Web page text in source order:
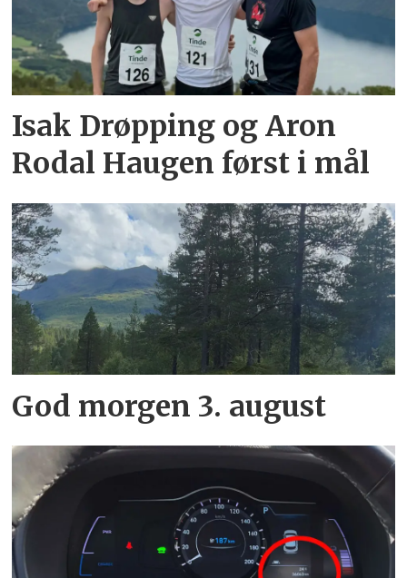
Isak Drøpping og Aron
Rodal Haugen først i mål
God morgen 3. august